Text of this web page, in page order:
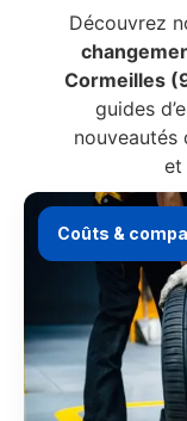
Découvrez
Cormeilles
guides
nouveautés
et
Coûts &